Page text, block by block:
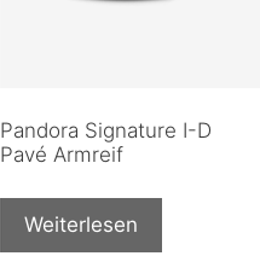
Pandora Signature I-D
Pavé Armreif
Weiterlesen